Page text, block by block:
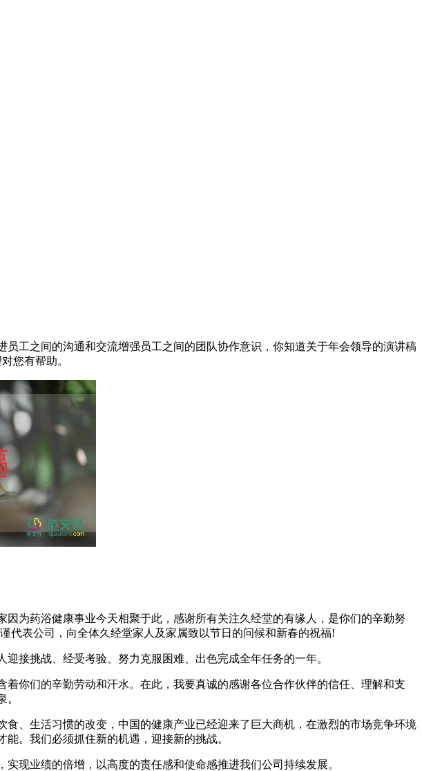
工之间的沟通和交流增强员工之间的团队协作意识，你知道关于年会领导的演讲稿
您有帮助。
为药浴健康事业今天相聚于此，感谢所有关注久经堂的有缘人，是你们的辛勤努
代表公司，向全体久经堂家人及家属致以节日的问候和新春的祝福!
接挑战、经受考验、努力克服困难、出色完成全年任务的一年。
你们的辛勤劳动和汗水。在此，我要真诚的感谢各位合作伙伴的信任、理解和支
、生活习惯的改变，中国的健康产业已经迎来了巨大商机，在激烈的市场竞争环境
。我们必须抓住新的机遇，迎接新的挑战。
现业绩的倍增，以高度的责任感和使命感推进我们公司持续发展。